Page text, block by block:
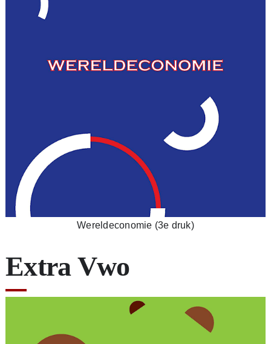
Wereldeconomie (3e druk)
Extra Vwo